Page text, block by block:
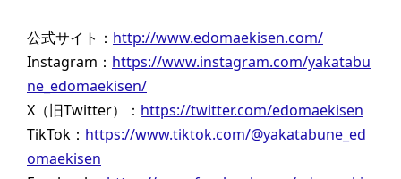
公式サイト： http://www.edomaekisen.com/
Instagram： https://www.instagram.com/yakatabu
ne_edomaekisen/
X（旧Twitter）： https://twitter.com/edomaekisen
TikTok： https://www.tiktok.com/@yakatabune_ed
omaekisen